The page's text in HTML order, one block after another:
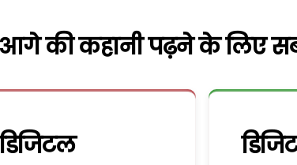
आगे की कहानी पढ़ने के लिए